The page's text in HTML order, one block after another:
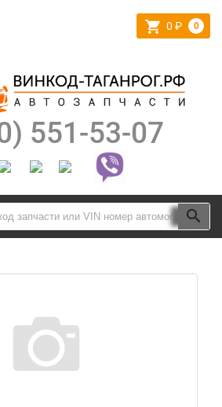
0 ₽ 0
551-53-07